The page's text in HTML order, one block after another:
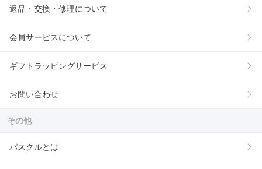
返品・交換・修理について
会員サービスについて
ギフトラッピングサービス
お問い合わせ
その他
パスクルとは